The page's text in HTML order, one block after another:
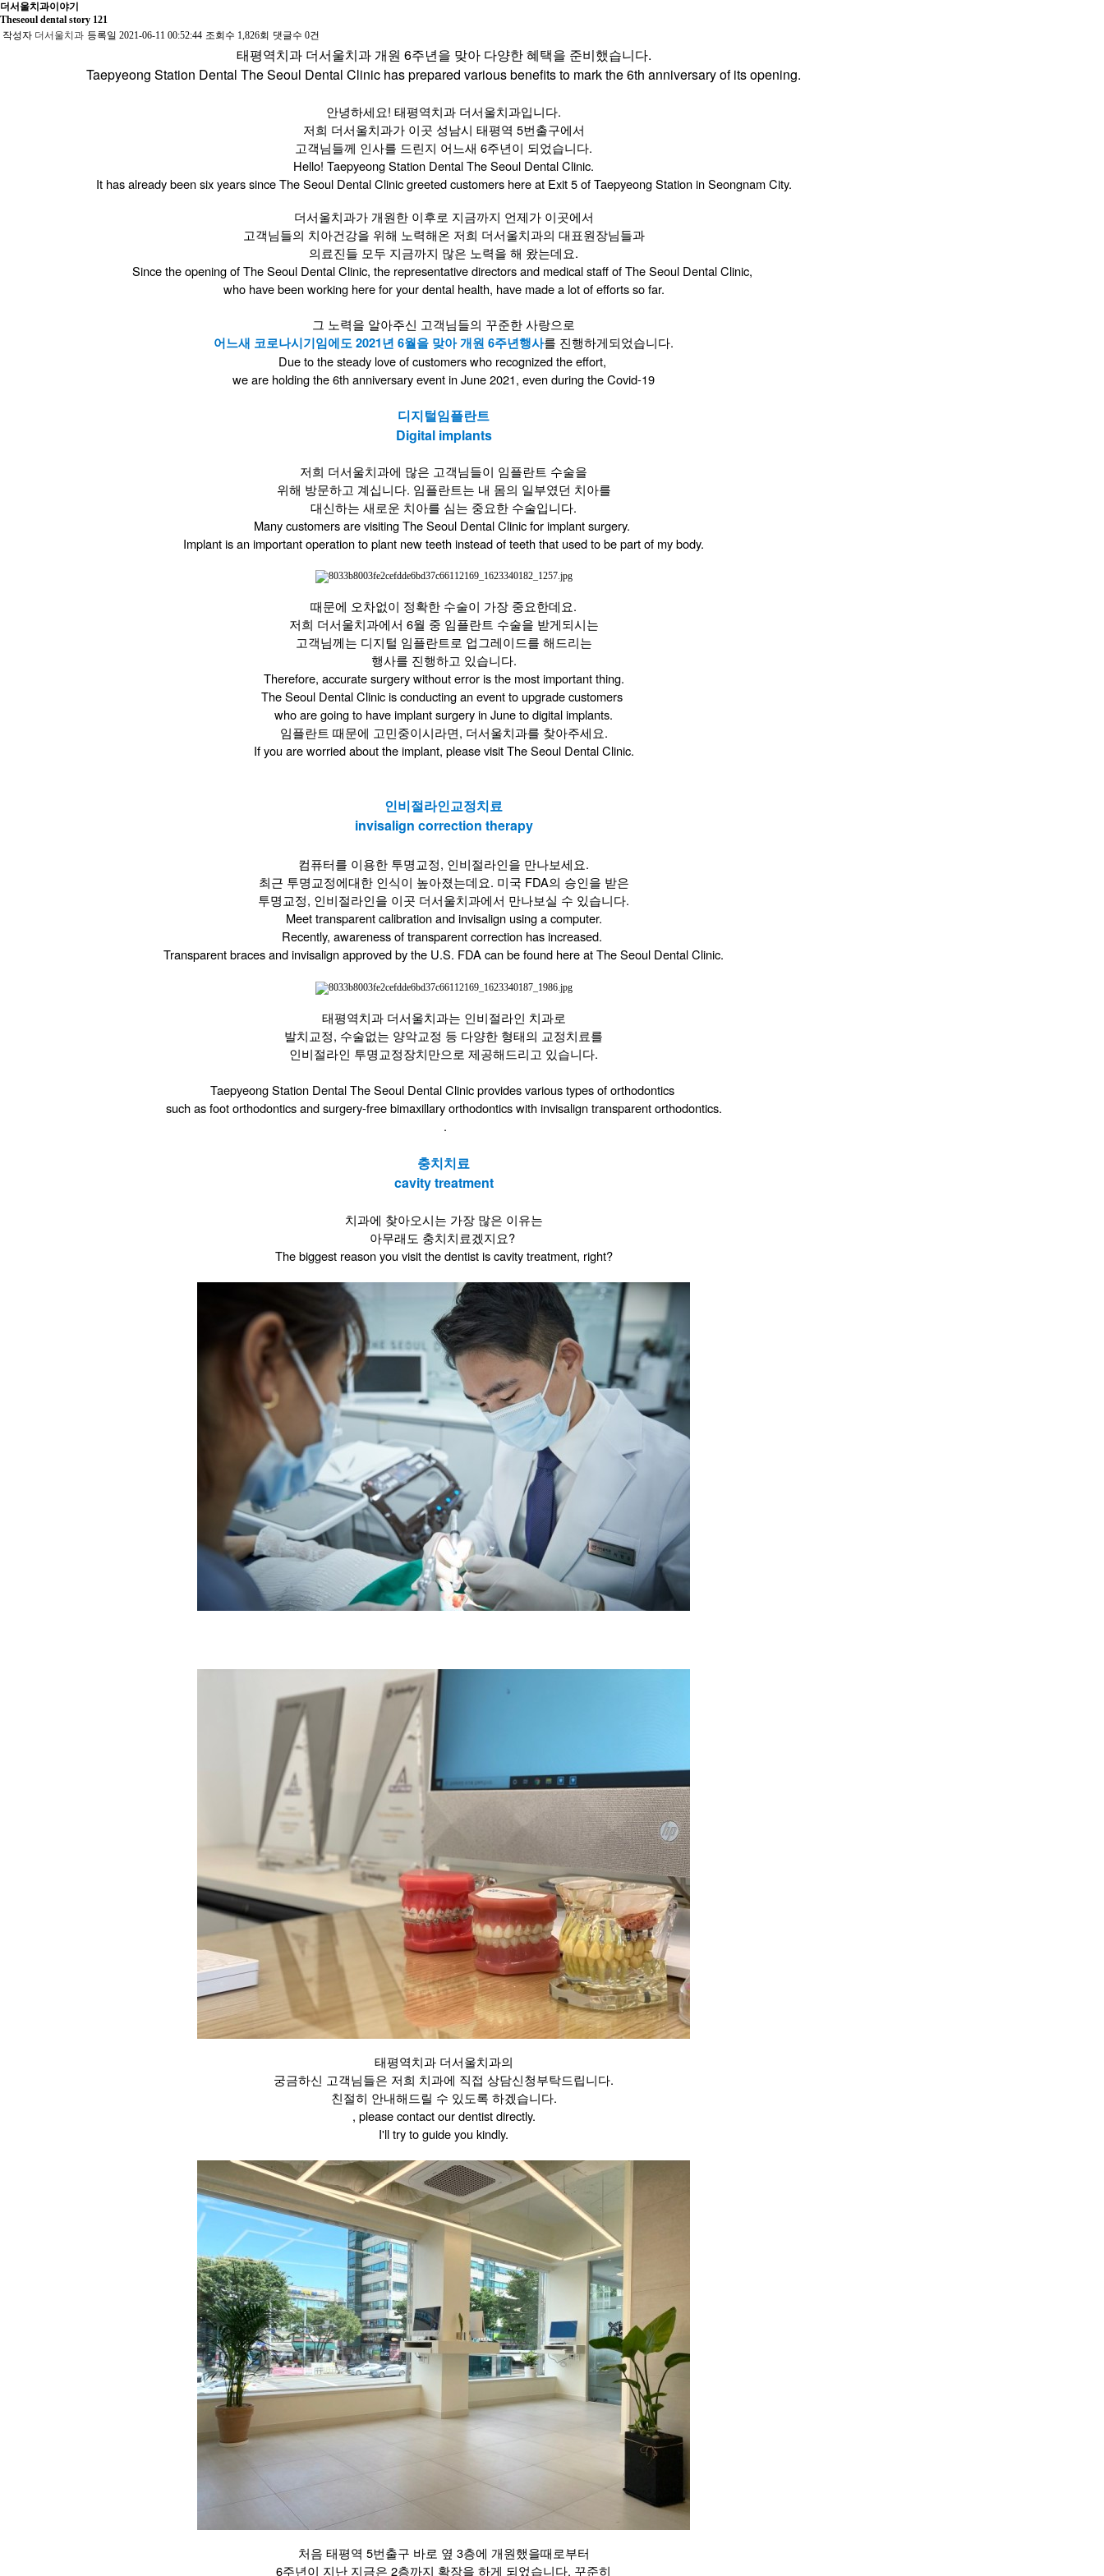
더서울치과이야기
Theseoul dental story 121
작성자 더서울치과 등록일 2021-06-11 00:52:44 조회수 1,826회 댓글수 0건
태평역치과 더서울치과 개원 6주년을 맞아 다양한 혜택을 준비했습니다.
Taepyeong Station Dental The Seoul Dental Clinic has prepared various benefits to mark the 6th anniversary of its opening.
안녕하세요! 태평역치과 더서울치과입니다.
저희 더서울치과가 이곳 성남시 태평역 5번출구에서
고객님들께 인사를 드린지 어느새 6주년이 되었습니다.
Hello! Taepyeong Station Dental The Seoul Dental Clinic.
It has already been six years since The Seoul Dental Clinic greeted customers here at Exit 5 of Taepyeong Station in Seongnam City.
더서울치과가 개원한 이후로 지금까지 언제가 이곳에서
고객님들의 치아건강을 위해 노력해온 저희 더서울치과의 대표원장님들과
의료진들 모두 지금까지 많은 노력을 해 왔는데요.
​Since the opening of The Seoul Dental Clinic, the representative directors and medical staff of The Seoul Dental Clinic,
who have been working here for your dental health, have made a lot of efforts so far.
그 노력을 알아주신 고객님들의 꾸준한 사랑으로
어느새 코로나시기임에도 2021년 6월을 맞아 개원 6주년행사를 진행하게되었습니다.
Due to the steady love of customers who recognized the effort,
we are holding the 6th anniversary event in June 2021, even during the Covid-19
디지털임플란트
​Digital implants
저희 더서울치과에 많은 고객님들이 임플란트 수술을
위해 방문하고 계십니다. 임플란트는 내 몸의 일부였던 치아를
대신하는 새로운 치아를 심는 중요한 수술입니다.
Many customers are visiting The Seoul Dental Clinic for implant surgery.
Implant is an important operation to plant new teeth instead of teeth that used to be part of my body.
때문에 오차없이 정확한 수술이 가장 중요한데요.
저희 더서울치과에서 6월 중 임플란트 수술을 받게되시는
고객님께는 디지털 임플란트로 업그레이드를 해드리는
행사를 진행하고 있습니다.
​Therefore, accurate surgery without error is the most important thing.
The Seoul Dental Clinic is conducting an event to upgrade customers
who are going to have implant surgery in June to digital implants.
임플란트 때문에 고민중이시라면, 더서울치과를 찾아주세요.
​If you are worried about the implant, please visit The Seoul Dental Clinic.
인비절라인교정치료
invisalign correction therapy
컴퓨터를 이용한 투명교정, 인비절라인을 만나보세요.
최근 투명교정에대한 인식이 높아졌는데요. 미국 FDA의 승인을 받은
투명교정, 인비절라인을 이곳 더서울치과에서 만나보실 수 있습니다.
Meet transparent calibration and invisalign using a computer.
Recently, awareness of transparent correction has increased.
Transparent braces and invisalign approved by the U.S. FDA can be found here at The Seoul Dental Clinic.
태평역치과 더서울치과는 인비절라인 치과로
발치교정, 수술없는 양악교정 등 다양한 형태의 교정치료를
인비절라인 투명교정장치만으로 제공해드리고 있습니다.
​Taepyeong Station Dental The Seoul Dental Clinic provides various types of orthodontics
such as foot orthodontics and surgery-free bimaxillary orthodontics with invisalign transparent orthodontics.
.
충치치료
​cavity treatment
치과에 찾아오시는 가장 많은 이유는
아무래도 충치치료겠지요?
The biggest reason you visit the dentist is cavity treatment, right?
태평역치과 더서울치과의
궁금하신 고객님들은 저희 치과에 직접 상담신청부탁드립니다.
친절히 안내해드릴 수 있도록 하겠습니다.
, please contact our dentist directly.
I'll try to guide you kindly.
처음 태평역 5번출구 바로 옆 3층에 개원했을때로부터
6주년이 지난 지금은 2층까지 확장을 하게 되었습니다. 꾸준히